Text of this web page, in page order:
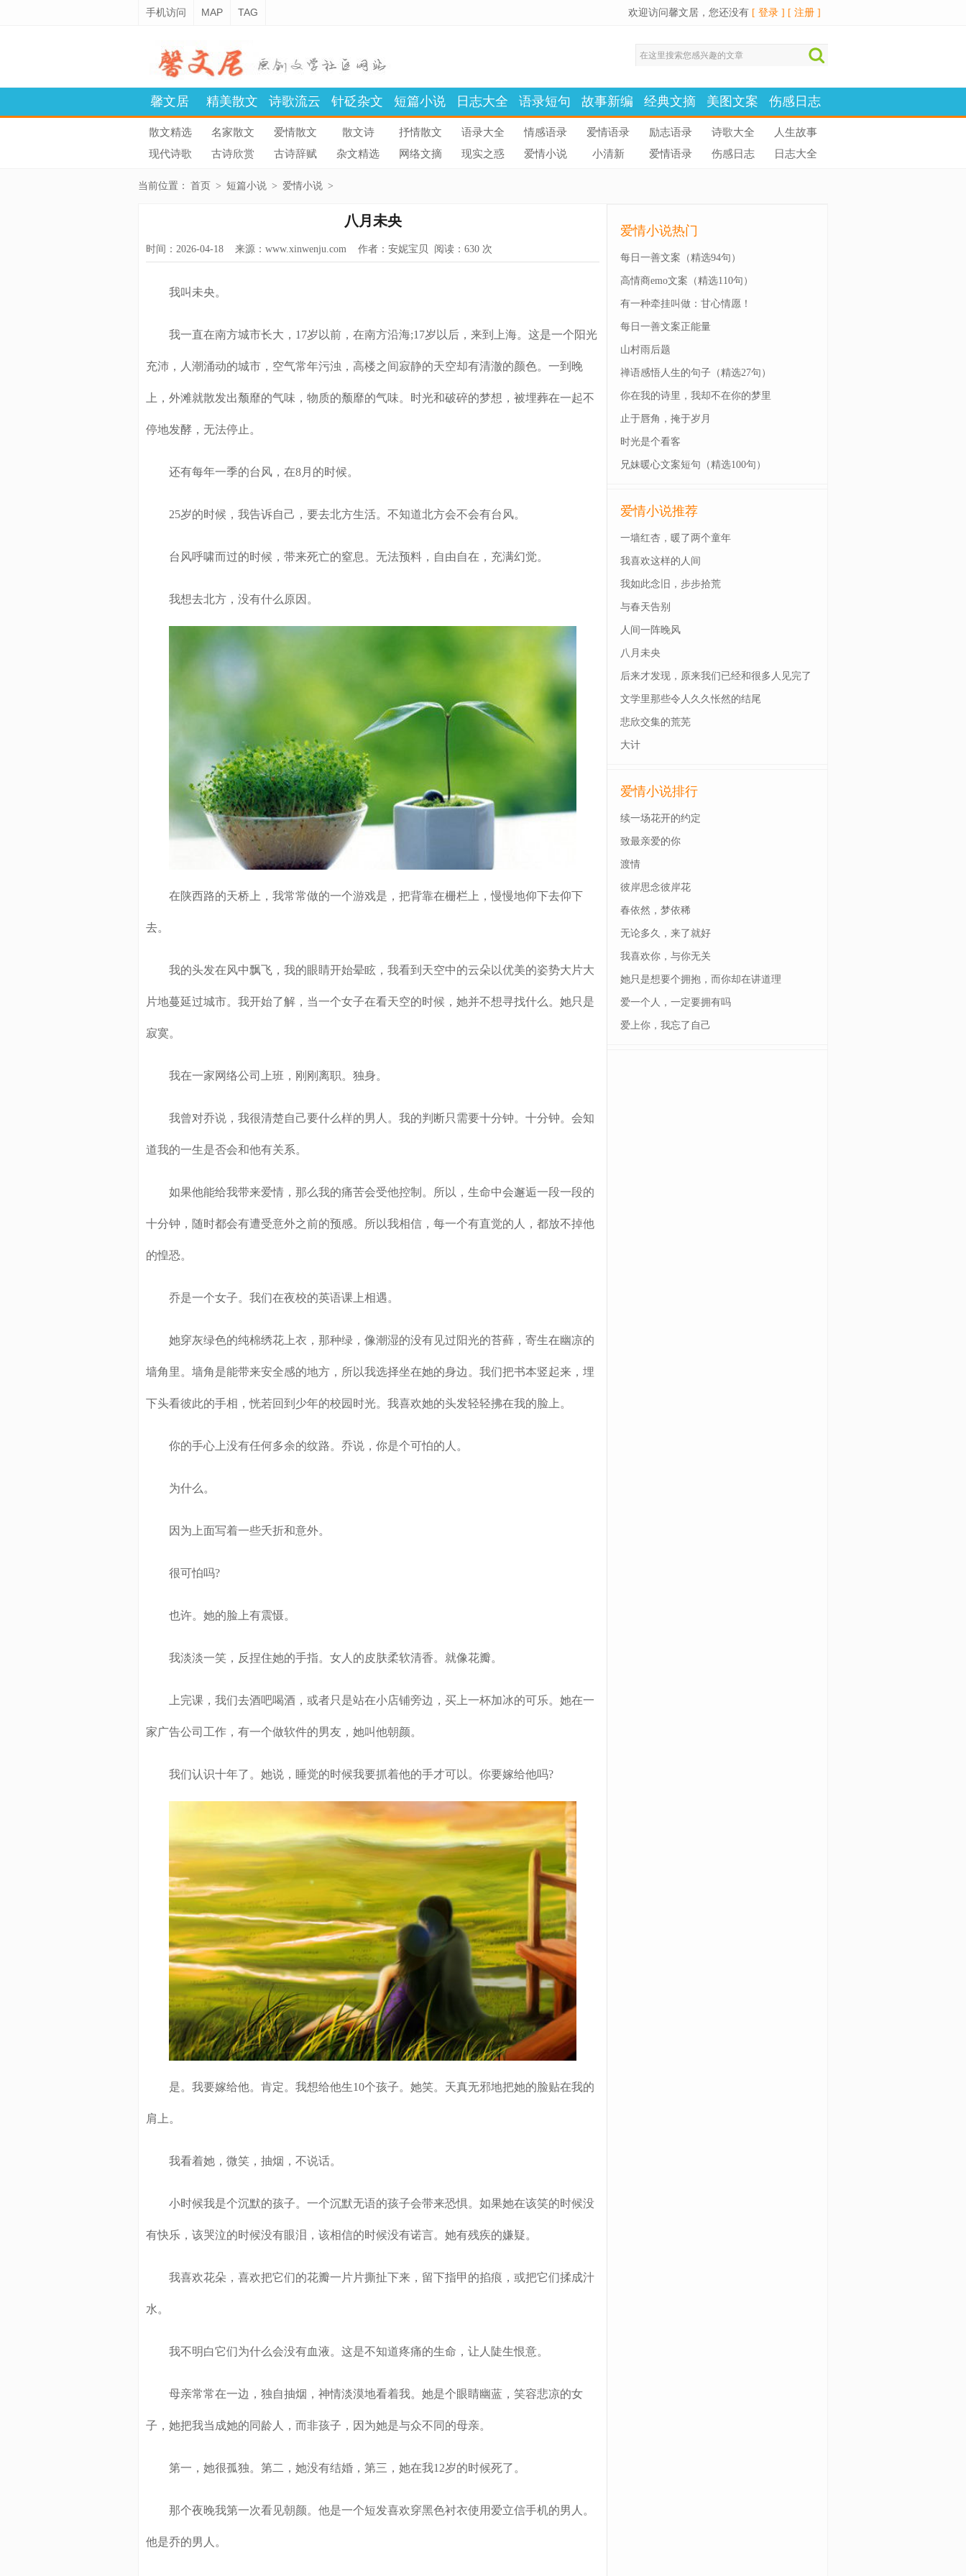
手机访问 MAP TAG 欢迎访问馨文居，您还没有 [ 登录 ] [ 注册 ]
馨文居 精美散文 诗歌流云 针砭杂文 短篇小说 日志大全 语录短句 故事新编 经典文摘 美图文案 伤感日志
散文精选 名家散文 爱情散文 散文诗 抒情散文 语录大全 情感语录 爱情语录 励志语录 诗歌大全
人生故事
现代诗歌
古诗欣赏 古诗辞赋 杂文精选 网络文摘 现实之惑 爱情小说 小清新 爱情语录 伤感日志 日志大全
当前位置： 首页 > 短篇小说 > 爱情小说 >
八月未央
时间：2026-04-18 来源： www.xinwenju.com 作者：安妮宝贝 阅读： 630 次
我叫未央。
我一直在南方城市长大，17岁以前，在南方沿海;17岁以后，来到上海。这是一个阳光
充沛，人潮涌动的城市，空气常年污浊，高楼之间寂静的天空却有清澈的颜色。一到晚
上，外滩就散发出颓靡的气味，物质的颓靡的气味。时光和破碎的梦想，被埋葬在一起不
停地发酵，无法停止。
还有每年一季的台风，在8月的时候。
25岁的时候，我告诉自己，要去北方生活。不知道北方会不会有台风。
台风呼啸而过的时候，带来死亡的窒息。无法预料，自由自在，充满幻觉。
我想去北方，没有什么原因。
在陕西路的天桥上，我常常做的一个游戏是，把背靠在栅栏上，慢慢地仰下去仰下
去。
我的头发在风中飘飞，我的眼睛开始晕眩，我看到天空中的云朵以优美的姿势大片大
片地蔓延过城市。我开始了解，当一个女子在看天空的时候，她并不想寻找什么。她只是
寂寞。
我在一家网络公司上班，刚刚离职。独身。
我曾对乔说，我很清楚自己要什么样的男人。我的判断只需要十分钟。十分钟。会知
道我的一生是否会和他有关系。
如果他能给我带来爱情，那么我的痛苦会受他控制。所以，生命中会邂逅一段一段的
十分钟，随时都会有遭受意外之前的预感。所以我相信，每一个有直觉的人，都放不掉他
的惶恐。
乔是一个女子。我们在夜校的英语课上相遇。
她穿灰绿色的纯棉绣花上衣，那种绿，像潮湿的没有见过阳光的苔藓，寄生在幽凉的
墙角里。墙角是能带来安全感的地方，所以我选择坐在她的身边。我们把书本竖起来，埋
下头看彼此的手相，恍若回到少年的校园时光。我喜欢她的头发轻轻拂在我的脸上。
你的手心上没有任何多余的纹路。乔说，你是个可怕的人。
为什么。
因为上面写着一些夭折和意外。
很可怕吗?
也许。她的脸上有震慑。
我淡淡一笑，反捏住她的手指。女人的皮肤柔软清香。就像花瓣。
上完课，我们去酒吧喝酒，或者只是站在小店铺旁边，买上一杯加冰的可乐。她在一
家广告公司工作，有一个做软件的男友，她叫他朝颜。
我们认识十年了。她说，睡觉的时候我要抓着他的手才可以。你要嫁给他吗?
是。我要嫁给他。肯定。我想给他生10个孩子。她笑。天真无邪地把她的脸贴在我的
肩上。
我看着她，微笑，抽烟，不说话。
小时候我是个沉默的孩子。一个沉默无语的孩子会带来恐惧。如果她在该笑的时候没
有快乐，该哭泣的时候没有眼泪，该相信的时候没有诺言。她有残疾的嫌疑。
我喜欢花朵，喜欢把它们的花瓣一片片撕扯下来，留下指甲的掐痕，或把它们揉成汁
水。
我不明白它们为什么会没有血液。这是不知道疼痛的生命，让人陡生恨意。
母亲常常在一边，独自抽烟，神情淡漠地看着我。她是个眼睛幽蓝，笑容悲凉的女
子，她把我当成她的同龄人，而非孩子，因为她是与众不同的母亲。
第一，她很孤独。第二，她没有结婚，第三，她在我12岁的时候死了。
那个夜晚我第一次看见朝颜。他是一个短发喜欢穿黑色衬衣使用爱立信手机的男人。
他是乔的男人。
爱情小说热门
每日一善文案（精选94句）
高情商emo文案（精选110句）
有一种牵挂叫做：甘心情愿！
每日一善文案正能量
山村雨后题
禅语感悟人生的句子（精选27句）
你在我的诗里，我却不在你的梦里
止于唇角，掩于岁月
时光是个看客
兄妹暖心文案短句（精选100句）
爱情小说推荐
一墙红杏，暖了两个童年
我喜欢这样的人间
我如此念旧，步步拾荒
与春天告别
人间一阵晚风
八月未央
后来才发现，原来我们已经和很多人见完了
最后一面
文学里那些令人久久怅然的结尾
悲欣交集的荒芜
大计
爱情小说排行
续一场花开的约定
致最亲爱的你
渡情
彼岸思念彼岸花
春依然，梦依稀
无论多久，来了就好
我喜欢你，与你无关
她只是想要个拥抱，而你却在讲道理
爱一个人，一定要拥有吗
爱上你，我忘了自己